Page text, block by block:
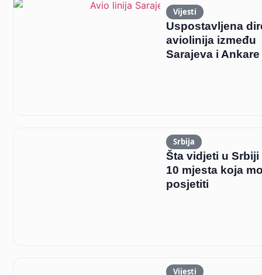
Vijesti
Uspostavljena
aviolinija između
Sarajeva i Ankare
Srbija
Šta vidjeti u Srbiji
10 mjesta koja
posjetiti
Vijesti